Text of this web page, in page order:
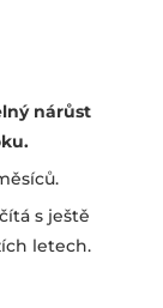
nárůst
s ještě
letech.